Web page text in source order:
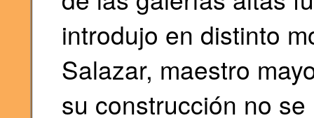
introdujo en distinto
Salazar, maestro
su construcción no